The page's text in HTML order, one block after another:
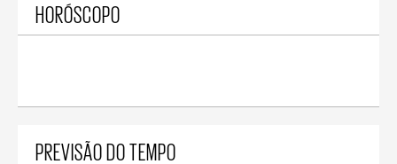
HORÓSCOPO
PREVISÃO DO TEMPO